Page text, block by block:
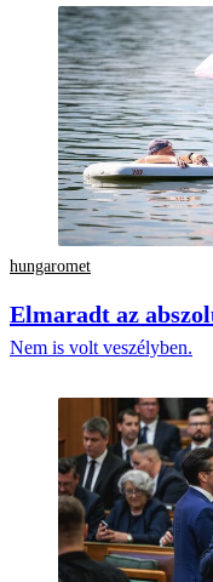
hungaromet
Elmaradt az
Nem is volt veszélyben.